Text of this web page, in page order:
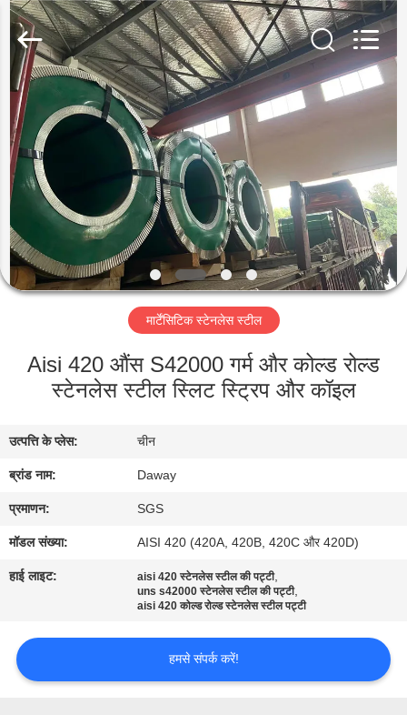
घर
उत्पादों
वीडियो
हमारे
बारे
कारखाना
गुणवत्ता
नियंत्रण
संपर्क
एक
उद्धरण
Guanglu
Special
Steel
Co.,
Ltd.
Rights
Reserved.
मार्टेंसिटिक स्टेनलेस स्टील
Aisi 420 औंस S42000 गर्म और कोल्ड रोल्ड
स्टेनलेस स्टील स्लिट स्ट्रिप और कॉइल
उत्पत्ति के प्लेस: चीन
ब्रांड नाम: Daway
प्रमाणन: SGS
मॉडल संख्या: AISI 420 (420A, 420B, 420C और 420D)
हाई लाइट: aisi 420 स्टेनलेस स्टील की पट्टी,
uns s42000 स्टेनलेस स्टील की पट्टी,
aisi 420 कोल्ड रोल्ड स्टेनलेस स्टील पट्टी
हमसे संपर्क करें!